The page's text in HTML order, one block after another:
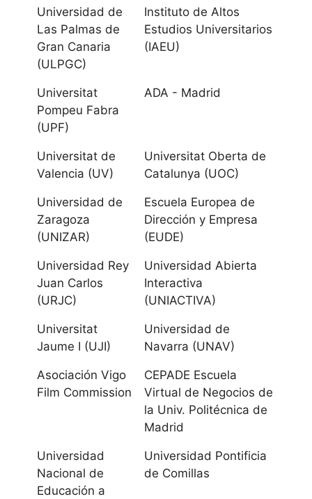
Universidad San
Jorge
Universidad de
Universidad de
Las Palmas de
Gran Canaria
Universidad de
Cantabria
Universidad
Internacional
Menéndez
Pelayo UIMP
Mancha
Universidad de
Las Palmas de
Gran Canaria
(ULPGC)
Instituto de Altos
Estudios Universitarios
(IAEU)
Universitat
Pompeu Fabra
(UPF)
ADA - Madrid
Universitat de
Valencia (UV)
Universitat Oberta de
Catalunya (UOC)
Universidad de
Zaragoza
(UNIZAR)
Escuela Europea de
Dirección y Empresa
(EUDE)
Universidad Rey
Juan Carlos
(URJC)
Universidad Abierta
Interactiva
(UNIACTIVA)
Universitat
Jaume I (UJI)
Universidad de
Navarra (UNAV)
Asociación Vigo
Film Commission
CEPADE Escuela
Virtual de Negocios de
la Univ. Politécnica de
Madrid
Universidad
Nacional de
Educación a
Universidad Pontificia
de Comillas